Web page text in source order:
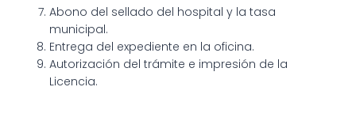
Abono del sellado del hospital y la tasa
municipal.
Entrega del expediente en la oficina.
Autorización del trámite e impresión de la
Licencia.